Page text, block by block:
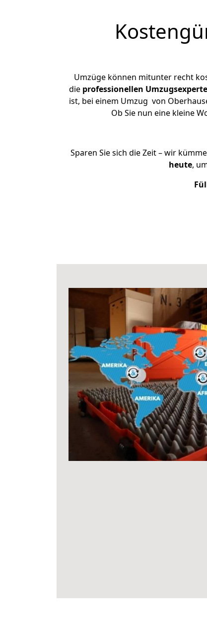
Umzüge können mitunter recht
die professionellen
ist, bei einem Umzug von
Ob Sie nun eine kleine
Sparen Sie sich die Zeit – wir
heute,